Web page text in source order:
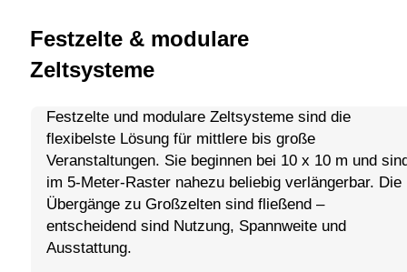
Festzelte & modulare
Zeltsysteme
Festzelte und modulare Zeltsysteme sind die
flexibelste Lösung für mittlere bis große
Veranstaltungen. Sie beginnen bei 10 x 10 m und
im 5-Meter-Raster nahezu beliebig verlängerbar. Die
Übergänge zu Großzelten sind fließend –
entscheidend sind Nutzung, Spannweite und
Ausstattung.